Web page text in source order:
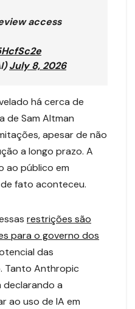
access
July 8, 2026
há cerca de
de Sam Altman
apesar de não
a longo prazo. A
ao público em
fato aconteceu.
restrições são
para o governo dos
das
Tanto Anthropic
declarando a
ao uso de IA em